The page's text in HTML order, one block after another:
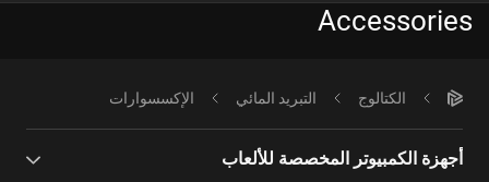
Accessories
الكتالوج التبريد المائي الإكسسوارات
أجهزة الكمبيوتر المخصصة للألعاب